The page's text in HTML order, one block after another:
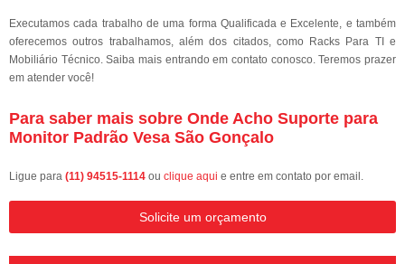
Executamos cada trabalho de uma forma Qualificada e Excelente, e também
oferecemos outros trabalhamos, além dos citados, como Racks Para TI e
Mobiliário Técnico. Saiba mais entrando em contato conosco. Teremos prazer
em atender você!
Para saber mais sobre Onde Acho Suporte para
Monitor Padrão Vesa São Gonçalo
Ligue para (11) 94515-1114 ou clique aqui e entre em contato por email.
Solicite um orçamento